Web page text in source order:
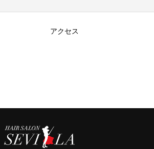
アクセス